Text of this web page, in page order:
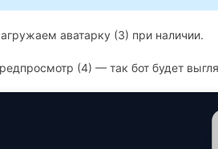
аватарку (3) при наличии.
(4) — так бот будет